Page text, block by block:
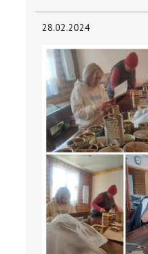
28.02.2024